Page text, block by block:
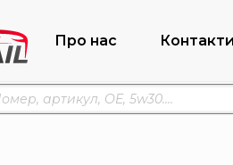
Про нас Контакти